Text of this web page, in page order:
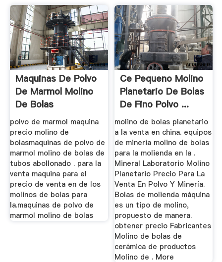
Maquinas De Polvo
De Marmol Molino
De Bolas
polvo de marmol maquina
precio molino de
bolasmaquinas de polvo de
marmol molino de bolas de
tubos abollonado . para la
venta maquina para el
precio de venta en de los
molinos de bolas para
la.maquinas de polvo de
marmol molino de bolas
Ce Pequeno Molino
Planetario De Bolas
De Fino Polvo ...
molino de bolas planetario
a la venta en china. equipos
de mineria molino de bolas
para la molienda en la .
Mineral Laboratorio Molino
Planetario Precio Para La
Venta En Polvo Y Minería.
Bolas de molienda máquina
es un tipo de molino,
propuesto de manera.
obtener precio Fabricantes
Molino de bolas de
cerámica de productos
Molino de . More